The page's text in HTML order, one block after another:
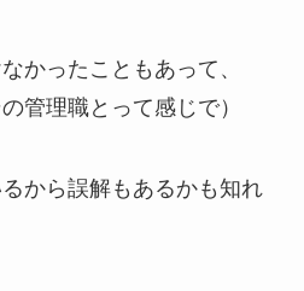
かったこともあって、
管理職とって感じで）
から誤解もあるかも知れ